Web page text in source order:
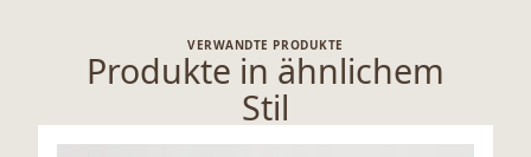
VERWANDTE PRODUKTE
Produkte in ähnlichem
Stil